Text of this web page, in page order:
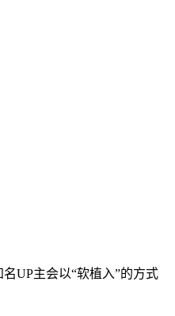
UP主会以“软植入”的方式